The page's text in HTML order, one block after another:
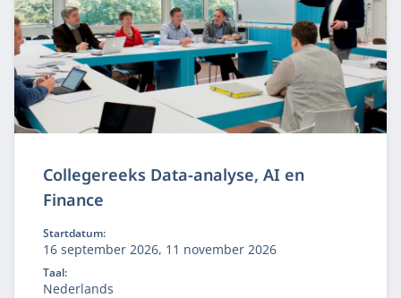
Collegereeks Data-analyse, AI en
Finance
Startdatum:
16 september 2026, 11 november 2026
Taal:
Nederlands